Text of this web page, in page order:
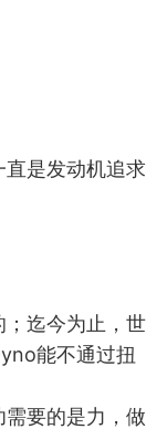
是发动机追求
迄今为止，世
能不通过扭
要的是力，做